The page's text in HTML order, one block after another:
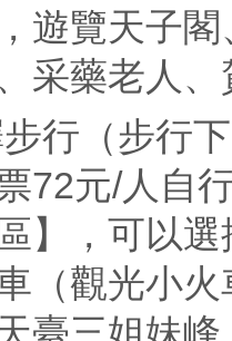
遊覽天子
采藥老人
行（步行
72元/人自
】，可以
（觀光小
臺三姐妹